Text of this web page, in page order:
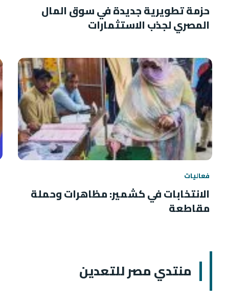
حزمة تطويرية جديدة في سوق المال
المصري لجذب الاستثمارات
فعاليات
الانتخابات في كشمير: مظاهرات وحملة
مقاطعة
منتدي مصر للتعدين